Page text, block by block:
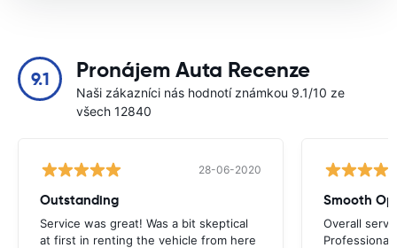
9.1 Pronájem Auta Recenze
Naši zákazníci nás hodnotí známkou 9.1/10 ze
všech 12840
28-06-2020
Outstanding
Service was great! Was a bit skeptical
at first in renting the vehicle from here
Smooth
Overall